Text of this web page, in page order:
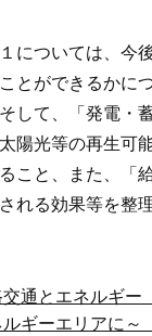
については、今
とができるかに
して、「発電・
陽光等の再生可
こと、また、「
れる効果等を整
通とエネルギー
ギーエリアに～